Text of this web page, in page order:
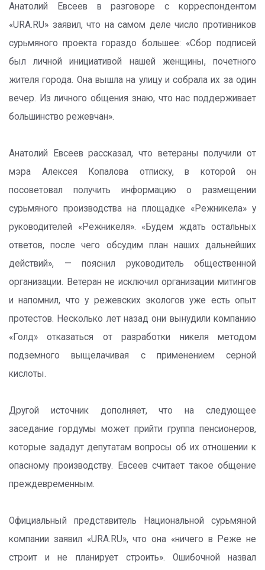
Анатолий Евсеев в разговоре с корреспондентом
«URA.RU» заявил, что на самом деле число противников
сурьмяного проекта гораздо большее: «Сбор подписей
был личной инициативой нашей женщины, почетного
жителя города. Она вышла на улицу и собрала их за один
вечер. Из личного общения знаю, что нас поддерживает
большинство режевчан».
Анатолий Евсеев рассказал, что ветераны получили от
мэра Алексея Копалова отписку, в которой он
посоветовал получить информацию о размещении
сурьмяного производства на площадке «Режникела» у
руководителей «Режникеля». «Будем ждать остальных
ответов, после чего обсудим план наших дальнейших
действий», — пояснил руководитель общественной
организации. Ветеран не исключил организации митингов
и напомнил, что у режевских экологов уже есть опыт
протестов. Несколько лет назад они вынудили компанию
«Голд» отказаться от разработки никеля методом
подземного выщелачивая с применением серной
кислоты.
Другой источник дополняет, что на следующее
заседание гордумы может прийти группа пенсионеров,
которые зададут депутатам вопросы об их отношении к
опасному производству. Евсеев считает такое общение
преждевременным.
Официальный представитель Национальной сурьмяной
компании заявил «URA.RU», что она «ничего в Реже не
строит и не планирует строить». Ошибочной назвал